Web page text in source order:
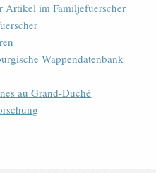
Artikel im Familjefuerscher
Wappendatenbank
au Grand-Duché